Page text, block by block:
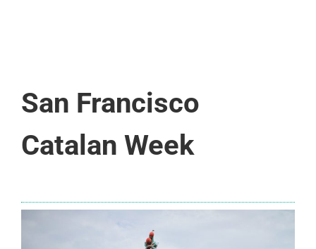
San Francisco
Catalan Week